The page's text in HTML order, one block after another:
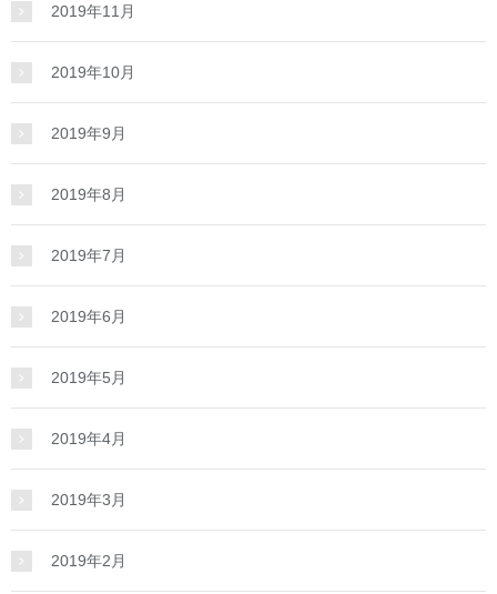
2019年11月
2019年10月
2019年9月
2019年8月
2019年7月
2019年6月
2019年5月
2019年4月
2019年3月
2019年2月